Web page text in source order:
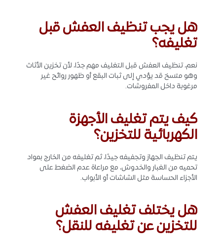
هل يجب تنظيف العفش قبل
تغليفه؟
نعم، تنظيف العفش قبل التغليف مهم جدًا، لأن تخزين الأثاث
وهو متسخ قد يؤدي إلى ثبات البقع أو ظهور روائح غير
مرغوبة داخل المفروشات.
كيف يتم تغليف الأجهزة
الكهربائية للتخزين؟
يتم تنظيف الجهاز وتجفيفه جيدًا، ثم تغليفه من الخارج بمواد
تحميه من الغبار والخدوش، مع مراعاة عدم الضغط على
الأجزاء الحساسة مثل الشاشات أو الأبواب.
هل يختلف تغليف العفش
للتخزين عن تغليفه للنقل؟